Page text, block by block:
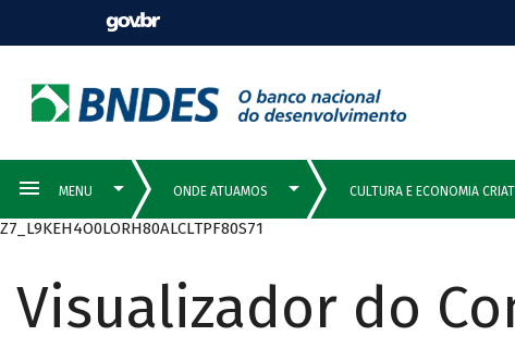
Z7_L9KEH4O0LORH80ALCLTPF80S71
Visualizador do